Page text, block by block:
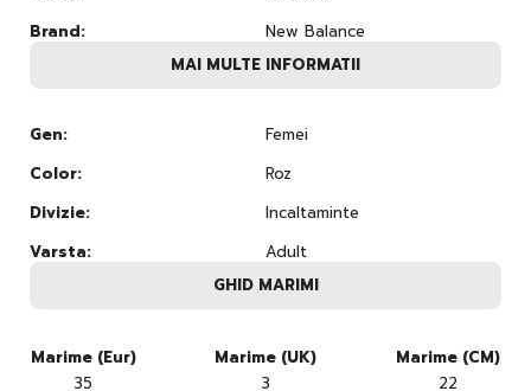
Brand:
New Balance
MAI MULTE INFORMATII
Gen:
Femei
Color:
Roz
Divizie:
Incaltaminte
Varsta:
Adult
GHID MARIMI
Marime (Eur) Marime (UK)
Marime (CM)
35
3
22